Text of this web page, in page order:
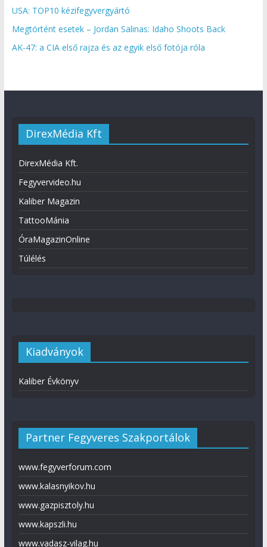
USA: TOP10 kézifegyvergyártó
Megtörtént esetek – Jordan Salinas: Idaho Shoots Back
AK-47: a CIA első rajza és az egyik első fotója róla
DirexMédia Kft
DirexMédia Kft.
Fegyvervideo.hu
Kaliber Magazin
TattooMánia
ÓraMagazinOnline
Túlélés
Kiadványok
Kaliber Évkönyv
Partner Fegyveres Szakportálok
www.fegyverforum.com
www.kalasnyikov.hu
www.gazpisztoly.hu
www.kapszli.hu
www.vadasz-vilag.hu